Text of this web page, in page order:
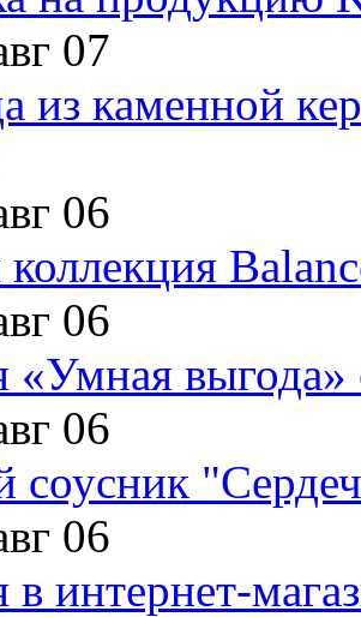
07
из каменной
06
06
«Умная выгода»
06
соусник
06
интернет-